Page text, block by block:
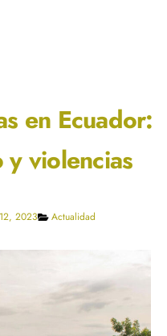
en Ecuador:
violencias
2023 Actualidad